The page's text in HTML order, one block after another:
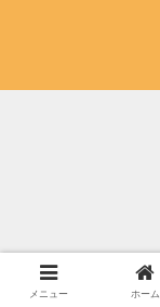
メニュー ホーム